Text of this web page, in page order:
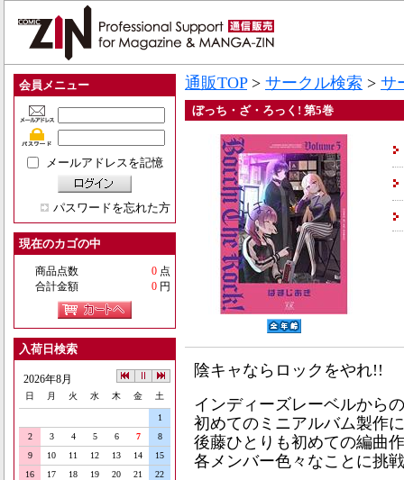
会員メニュー
メールアドレスを記憶
パスワードを忘れた方
現在のカゴの中
商品点数 0 点
合計金額
0 円
入荷日検索
2026年8月
日 月 火 水 木 金 土
1
2
3 4 5 6 7
8
9
10 11 12 13 14
15
16
17 18 19 20 21
22
通販TOP> サークル検索 > サ
ぼっち・ざ・ろっく! 第5巻
陰キャならロックをやれ!!
インディーズレーベルから
初めてのミニアルバム製作
後藤ひとりも初めての編曲
各メンバー色々なことに挑